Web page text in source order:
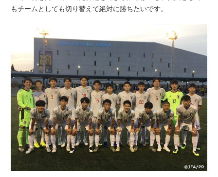
もチームとしても切り替えて絶対に勝ちたいです。